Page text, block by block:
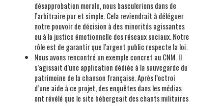
désapprobation morale, nous basculerions dans de
l’arbitraire pur et simple. Cela reviendrait à déléguer
notre pouvoir de décision à des minorités agissantes
ou à la justice émotionnelle des réseaux sociaux. Notre
rôle est de garantir que l’argent public respecte la loi.
Nous avons rencontré un exemple concret au CNM. Il
s’agissait d’une application dédiée à la sauvegarde du
patrimoine de la chanson française. Après l’octroi
d’une aide à ce projet, des enquêtes dans les médias
ont révélé que le site hébergeait des chants militaires